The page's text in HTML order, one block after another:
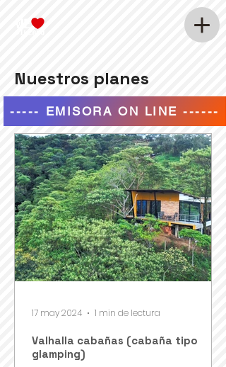
Nuestros planes
----- EMISORA ON LINE ------
Valhalla cabañas (cabaña tipo
glamping)
17 may 2024 1 min de lectura